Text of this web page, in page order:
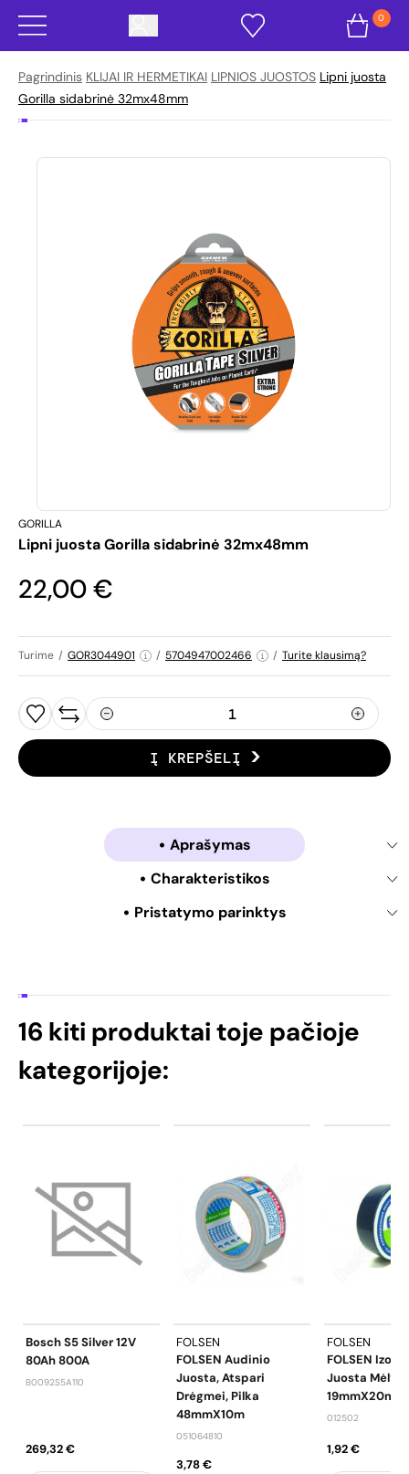
0
Pagrindinis KLIJAI IR HERMETIKAI LIPNIOS JUOSTOS Lipni juosta
Gorilla sidabrinė 32mx48mm
GORILLA
Lipni juosta Gorilla sidabrinė 32mx48mm
22,00 €
Turime / GOR3044901 / 5704947002466 / Turite klausimą?
Į KREPŠELĮ
Aprašymas
Charakteristikos
Pristatymo parinktys
16 kiti produktai toje pačioje
kategorijoje:
Bosch S5 Silver 12V
80Ah 800A
B0092S5A110
269,32 €
FOLSEN
FOLSEN Audinio
Juosta, Atspari
Drėgmei, Pilka
48mmX10m
051064810
3,78 €
FOLSEN
FOLSEN
Juosta
19mmX20m
012502
1,92 €